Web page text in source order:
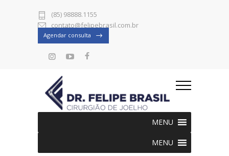
(85) 98888.1155
contato@felipebrasil.com.br
Agendar consulta
MENU
MENU